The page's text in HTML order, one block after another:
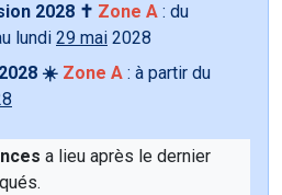
2028 ✝️ Zone A : du
lundi 29 mai 2028
☀️ Zone A : à partir du
a lieu après le dernier